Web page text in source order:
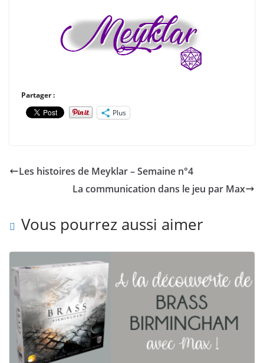
Partager :
Plus
Les histoires de Meyklar – Semaine n°4
La communication dans le jeu par Max
Vous pourrez aussi aimer